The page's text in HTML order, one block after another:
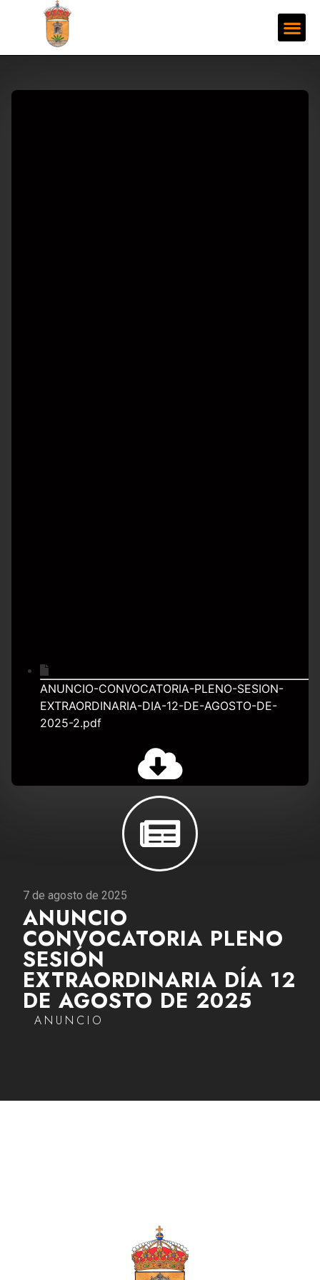
7 de agosto de 2025
ANUNCIO
CONVOCATORIA PLENO
SESIÓN
EXTRAORDINARIA DÍA 12
DE AGOSTO DE 2025
ANUNCIO
ANUNCIO-CONVOCATORIA-PLENO-SESION-
EXTRAORDINARIA-DIA-12-DE-AGOSTO-DE-
2025-2.pdf